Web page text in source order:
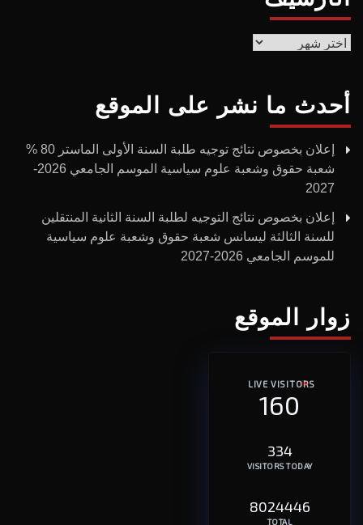
أحدث ما نشر على الموقع
إعلان بخصوص نتائج توجيه طلبة السنة الأولى الماستر 80 %
شعبة حقوق وشعبة علوم سياسية الموسم الجامعي 2026-
2027
إعلان بخصوص نتائج التوجيه لطلبة السنة الثانية المنتقلين
للسنة الثالثة ليسانس شعبة حقوق وشعبة علوم سياسية
للموسم الجامعي 2026-2027
زوار الموقع
LIVE VISITORS
160
334
VISITORS TODAY
8024446
TOTAL